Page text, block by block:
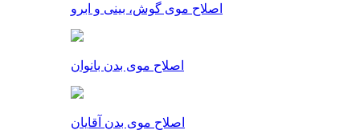
اصلاح موی گوش، بینی و ابرو
اصلاح موی بدن بانوان
اصلاح موی بدن آقایان